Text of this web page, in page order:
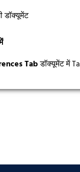
डॉक्यूमेंट
Tabडॉक्यूमेंट में